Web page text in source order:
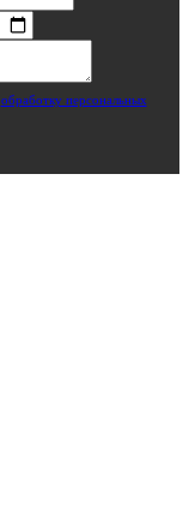
обработку персональных